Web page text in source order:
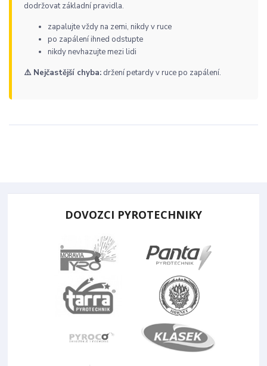
dodržovat základní pravidla.
zapalujte vždy na zemi, nikdy v ruce
po zapálení ihned odstupte
nikdy nevhazujte mezi lidi
⚠️ Nejčastější chyba: držení petardy v ruce po zapálení.
DOVOZCI PYROTECHNIKY